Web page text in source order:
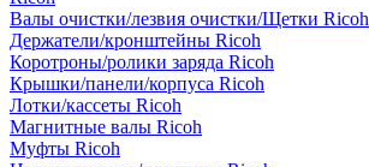
Валы очистки/лезвия очистки/Щетки Ricoh
Держатели/кронштейны Ricoh
Коротроны/ролики заряда Ricoh
Крышки/панели/корпуса Ricoh
Лотки/кассеты Ricoh
Магнитные валы Ricoh
Муфты Ricoh